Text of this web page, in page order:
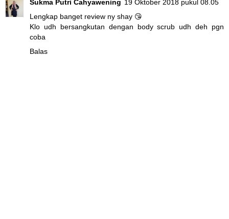
Sukma Putri Cahyawening 19 Oktober 2018 pukul 08.05
Lengkap banget review ny shay 😘
Klo udh bersangkutan dengan body scrub udh deh pgn
coba
Balas